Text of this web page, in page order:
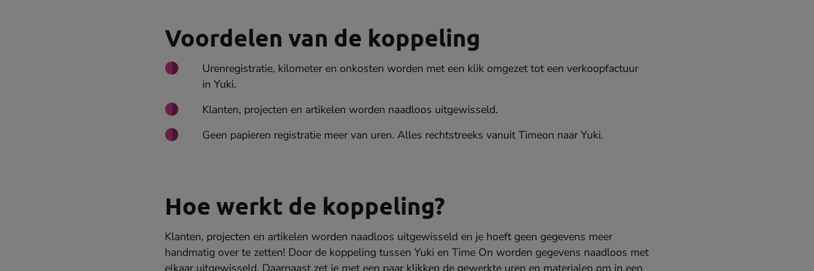
Voordelen van de koppeling
Urenregistratie, kilometer en onkosten worden met een klik omgezet tot een verkoopfactuur
in Yuki.
Klanten, projecten en artikelen worden naadloos uitgewisseld.
Geen papieren registratie meer van uren. Alles rechtstreeks vanuit Timeon naar Yuki.
Hoe werkt de koppeling?
Klanten, projecten en artikelen worden naadloos uitgewisseld en je hoeft geen gegevens meer
handmatig over te zetten! Door de koppeling tussen Yuki en Time On worden gegevens naadloos met
elkaar uitgewisseld. Daarnaast zet je met een paar klikken de gewerkte uren en materialen om in een